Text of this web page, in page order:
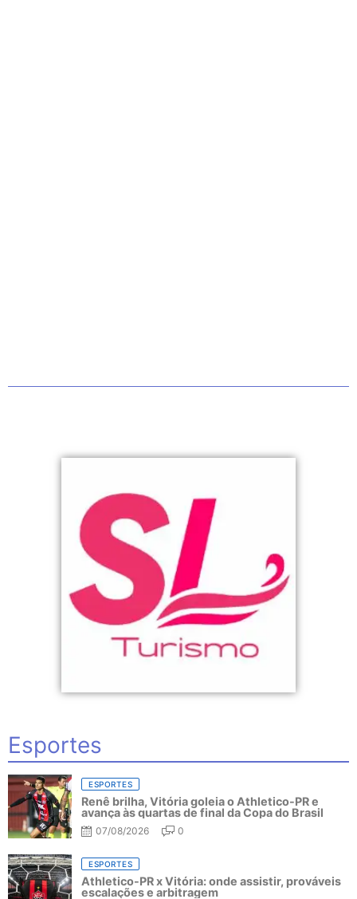
Esportes
ESPORTES
Renê brilha, Vitória goleia o Athletico-PR e
avança às quartas de final da Copa do Brasil
07/08/2026 0
ESPORTES
Athletico-PR x Vitória: onde assistir, prováveis
escalações e arbitragem